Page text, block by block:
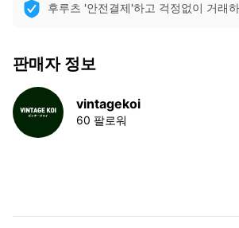
후루츠 '안전결제'하고 걱정없이 거래
판매자 정보
vintagekoi
60 팔로워